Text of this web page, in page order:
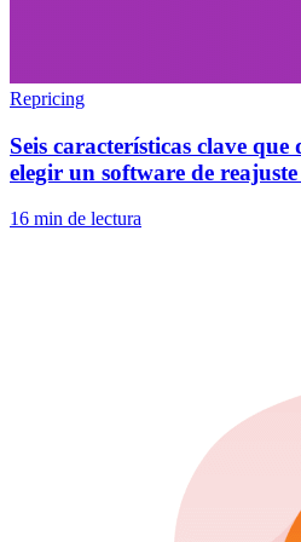
Repricing
Seis características clave que
elegir un software de
16 min de lectura